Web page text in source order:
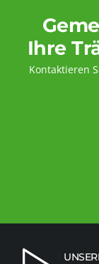
Ihre
Kontaktieren